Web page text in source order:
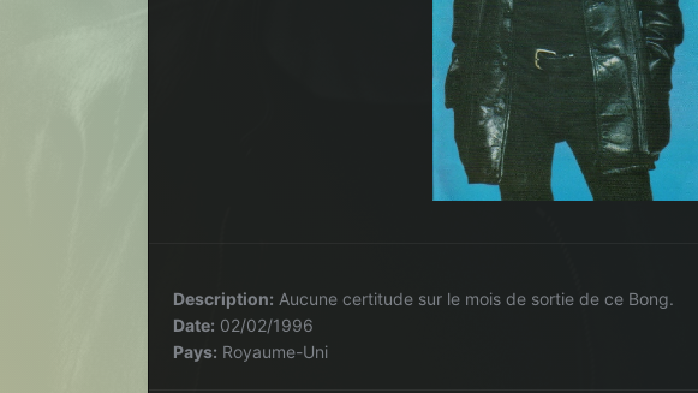
Description: Aucune certitude sur le mois de sortie de ce Bong.
Date: 02/02/1996
Pays: Royaume-Uni